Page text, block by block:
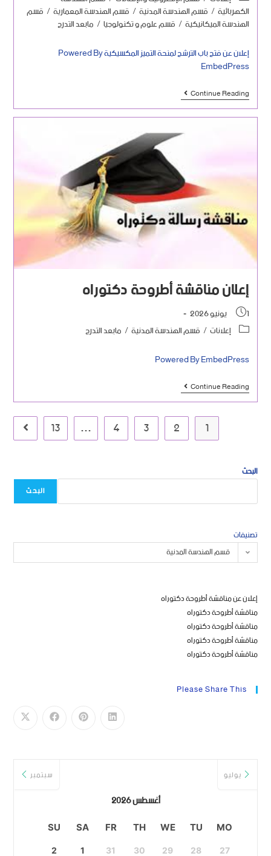
الكهربائية/ قسم الهندسة المدنية/ قسم الهندسة المعمارية/ قسم
الهندسة الميكانيكية/ قسم علوم و تكنولوجيا/ مابعد التدرج
إعلان عن فتح باب الترشح لمنحة التميز المكسيكية Powered By
EmbedPress
Continue Reading
إعلان مناقشة أطروحة دكتوراه
1 يونيو 2026
إعلانات/ قسم الهندسة المدنية/ مابعد التدرج
Powered By EmbedPress
Continue Reading
1
2
3
4
…
13
البحث
البحث
تصنيفات
قسم الهندسة المدنية
إعلان عن مناقشة أطروحة دكتوراه
مناقشة أطروحة دكتوراه
مناقشة أطروحة دكتوراه
مناقشة أطروحة دكتوراه
مناقشة أطروحة دكتوراه
Please Share This
يوليو
أغسطس 2026
سبتمبر
MO
TU
WE
TH
FR
SA
SU
27
28
29
30
31
1
2